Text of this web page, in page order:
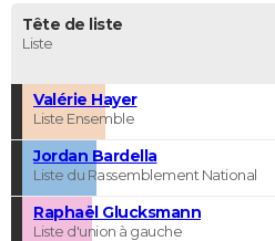
Tête de liste
Liste
Valérie Hayer
Liste Ensemble
Jordan Bardella
Liste du Rassemblement National
Raphaël Glucksmann
Liste d'union à gauche